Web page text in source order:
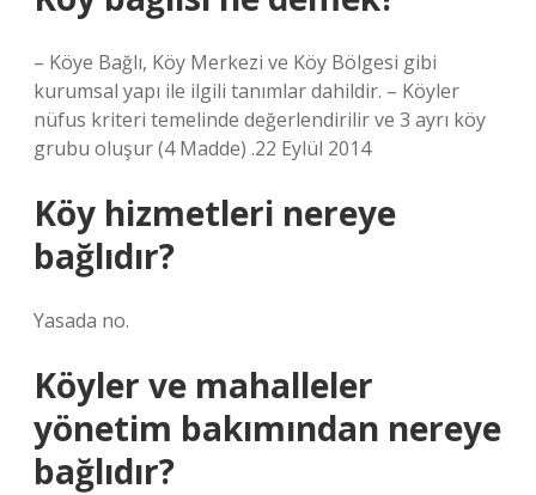
– Köye Bağlı, Köy Merkezi ve Köy Bölgesi gibi
kurumsal yapı ile ilgili tanımlar dahildir. – Köyler
nüfus kriteri temelinde değerlendirilir ve 3 ayrı köy
grubu oluşur (4 Madde) .22 Eylül 2014
Köy hizmetleri nereye
bağlıdır?
Yasada no.
Köyler ve mahalleler
yönetim bakımından nereye
bağlıdır?